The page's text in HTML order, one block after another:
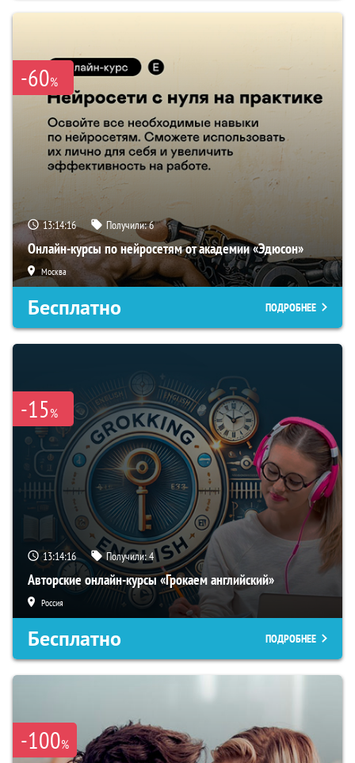
-60%
13:14:15 Получили:6
Онлайн-курсы по нейросетям от академии «Эдюсон»
Москва
Бесплатно ПОДРОБНЕЕ
-15%
13:14:15 Получили:4
Авторские онлайн-курсы «Грокаем английский»
Россия
Бесплатно ПОДРОБНЕЕ
-100%